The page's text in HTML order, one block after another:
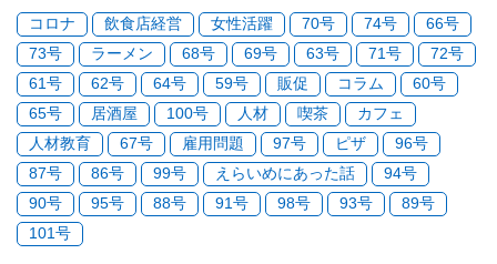
コロナ 飲食店経営 女性活躍 70号 74号
66号
73号
ラーメン 68号 69号 63号 71号
72号
61号
62号 64号 59号 販促 コラム
60号
65号
居酒屋 100号 人材 喫茶
カフェ
人材教育
67号 雇用問題 97号 ピザ
96号
87号
86号 99号 えらいめにあった話
94号
90号
95号 88号 91号 98号 93号
89号
101号